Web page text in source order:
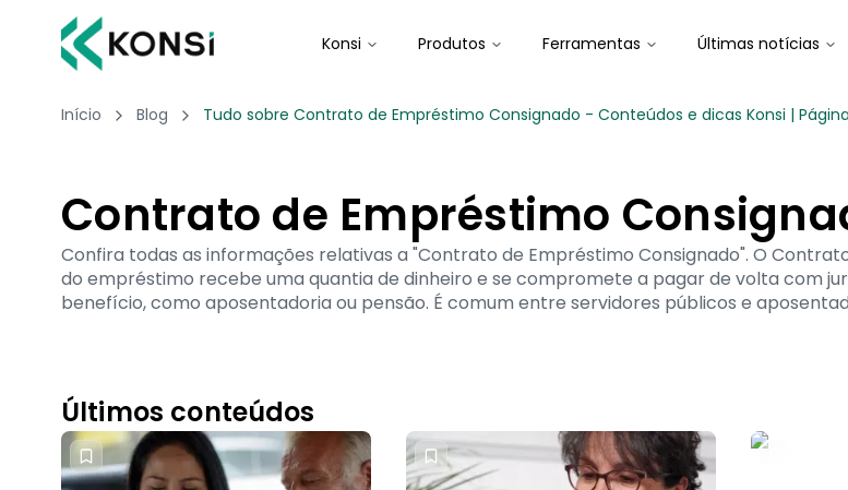
Konsi Produtos Ferramentas Últimas notícias
Início Blog Tudo sobre Contrato de Empréstimo Consignado - Conteúdos e dicas Konsi | Página
Contrato de Empréstimo
Confira todas as informações relativas a "Contrato de Empréstimo Consignado". O
do empréstimo recebe uma quantia de dinheiro e se compromete a pagar de volta com
benefício, como aposentadoria ou pensão. É comum entre servidores públicos e
Últimos conteúdos